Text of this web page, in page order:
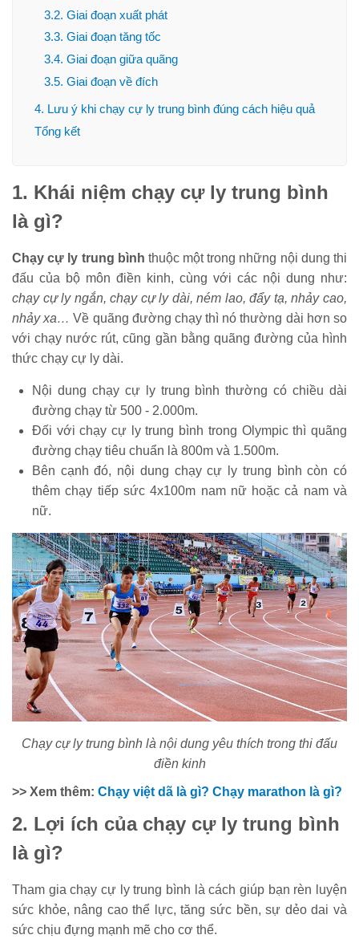
3.2. Giai đoạn xuất phát
3.3. Giai đoạn tăng tốc
3.4. Giai đoạn giữa quãng
3.5. Giai đoạn về đích
4. Lưu ý khi chạy cự ly trung bình đúng cách hiệu quả
Tổng kết
1. Khái niệm chạy cự ly trung bình
là gì?
Chạy cự ly trung bình thuộc một trong những nội dung thi
đấu của bộ môn điền kinh, cùng với các nội dung như:
chạy cự ly ngắn, chạy cự ly dài, ném lao, đẩy tạ, nhảy cao,
nhảy xa…Về quãng đường chạy thì nó thường dài hơn so
với chạy nước rút, cũng gần bằng quãng đường của hình
thức chạy cự ly dài.
Nội dung chạy cự ly trung bình thường có chiều dài
đường chạy từ 500 - 2.000m.
Đối với chạy cự ly trung bình trong Olympic thì quãng
đường chạy tiêu chuẩn là 800m và 1.500m.
Bên cạnh đó, nội dung chạy cự ly trung bình còn có
thêm chạy tiếp sức 4x100m nam nữ hoặc cả nam và
nữ.
Chạy cự ly trung bình là nội dung yêu thích trong thi đấu
điền kinh
>> Xem thêm: Chạy việt dã là gì? Chạy marathon là gì?
2. Lợi ích của chạy cự ly trung bình
là gì?
Tham gia chạy cự ly trung bình là cách giúp bạn rèn luyện
sức khỏe, nâng cao thể lực, tăng sức bền, sự dẻo dai và
sức chịu đựng mạnh mẽ cho cơ thể.